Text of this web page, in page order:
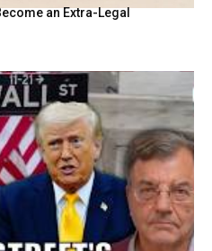
an Extra-Legal